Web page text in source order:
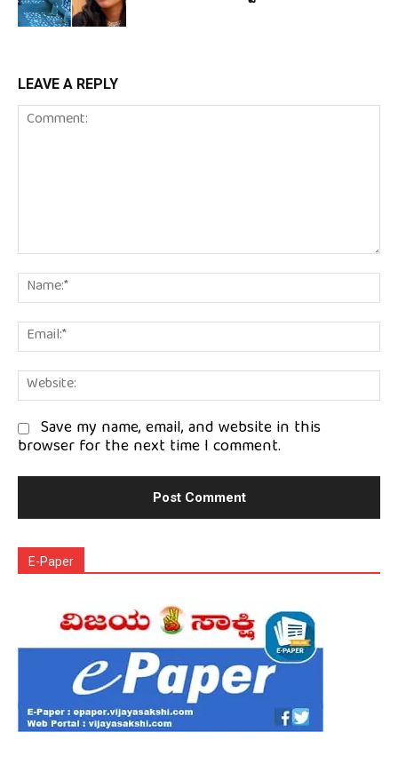
LEAVE A REPLY
Comment:
Save my name, email, and website in this
browser for the next time I comment.
E-Paper